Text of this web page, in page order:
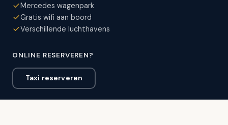
Mercedes wagenpark
Gratis wifi aan boord
Verschillende luchthavens
ONLINE RESERVEREN?
Taxi reserveren